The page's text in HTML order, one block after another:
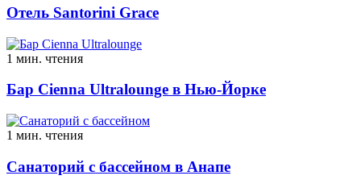
Отель Santorini Grace
1 мин. чтения
Бар Cienna Ultralounge в Нью-Йорке
1 мин. чтения
Санаторий с бассейном в Анапе